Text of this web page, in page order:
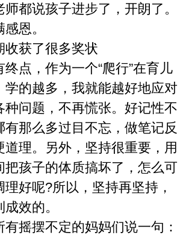
都说孩子进步了，开朗了。
恩。
获了很多奖状
，作为一个“爬行”在育儿
学的越多，我就能越好地应对
种问题，不再慌张。好记性不
有那么多过目不忘，做笔记反
道理。另外，坚持很重要，用
把孩子的体质搞坏了，怎么可
好呢?所以，坚持再坚持，
效的。
摆不定的妈妈们说一句：